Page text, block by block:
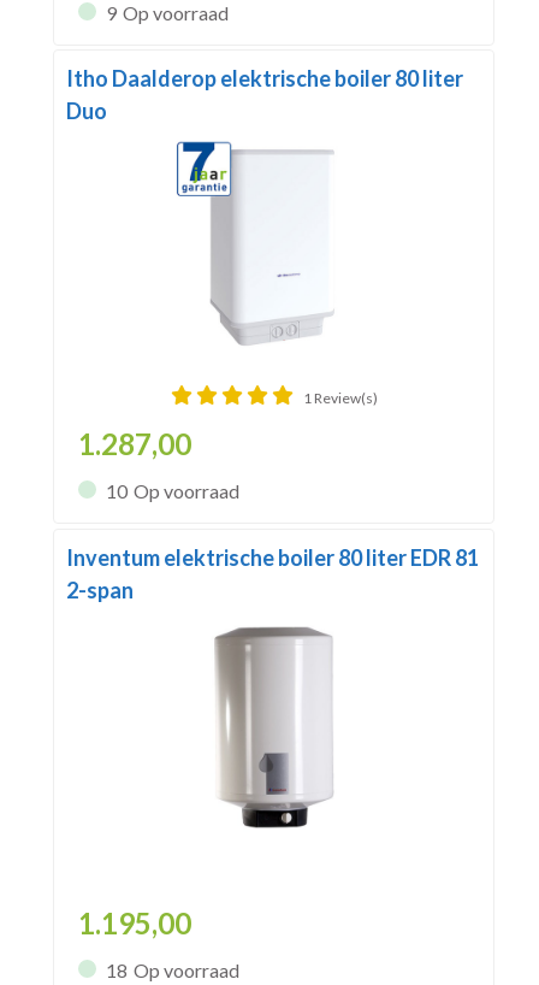
9 Op voorraad
Itho Daalderop elektrische boiler 80 liter
Duo
1 Review(s)
1.287,00
10 Op voorraad
Inventum elektrische boiler 80 liter EDR 81
2-span
1.195,00
18 Op voorraad